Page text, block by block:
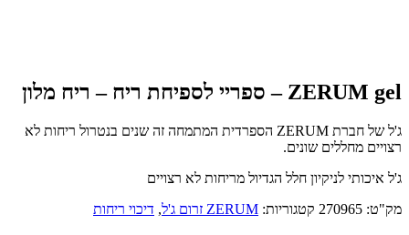
ZERUM gel – ספריי לספיחת ריח – ריח מלון
ג'ל של חברת ZERUM הספרדית המתמחה זה שנים בנטרול ריחות לא
רצויים מחללים שונים.
ג'ל איכותי לניקיון חלל הגדיול מריחות לא רצויים
מק"ט: 270965 קטגוריות: ZERUM זרום ג'ל , דיכוי ריחות